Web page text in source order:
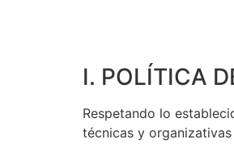
I. POLÍTICA
Respetando lo
técnicas y